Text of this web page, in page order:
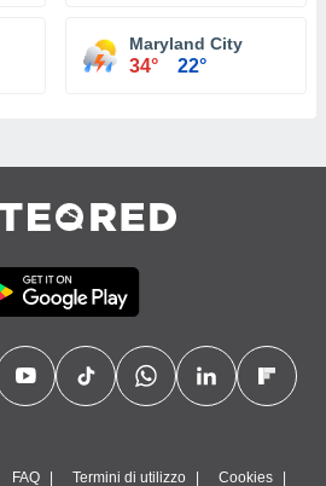
Maryland City
34° 22°
FAQ Termini di utilizzo Cookies